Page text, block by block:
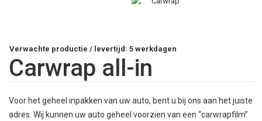
Verwachte productie / levertijd: 5 werkdagen
Carwrap all-in
Voor het geheel inpakken van uw auto, bent u bij ons aan het juiste
adres. Wij kunnen uw auto geheel voorzien van een “carwrapfilm”